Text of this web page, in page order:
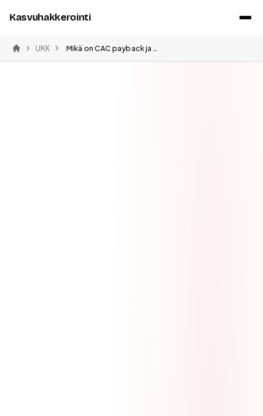
Kasvuhakkerointi
Etusivu
UKK Mikä on CAC payback ja miksi se on tärkeä